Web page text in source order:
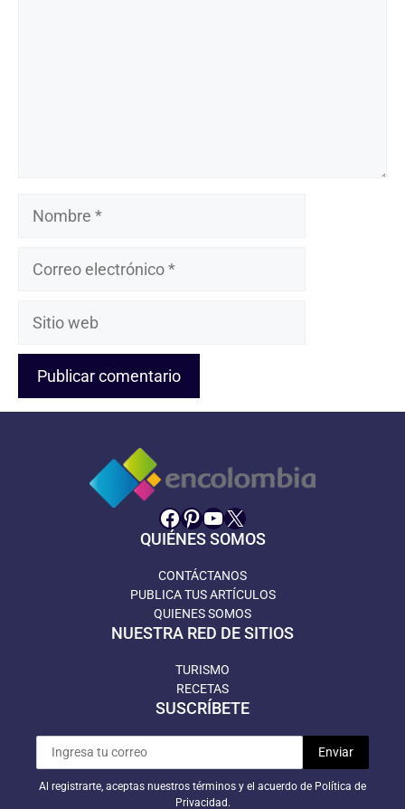
Nombre
Sitio
Facebook
Pinterest
YouTube
X
QUIÉNES SOMOS
CONTÁCTANOS
PUBLICA TUS ARTÍCULOS
QUIENES SOMOS
NUESTRA RED DE SITIOS
TURISMO
RECETAS
SUSCRÍBETE
Al registrarte, aceptas nuestros términos y el acuerdo de Política de
Privacidad.